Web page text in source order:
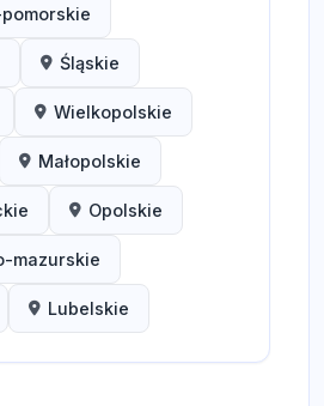
Śląskie
Wielkopolskie
Małopolskie
Opolskie
mazurskie
Lubelskie